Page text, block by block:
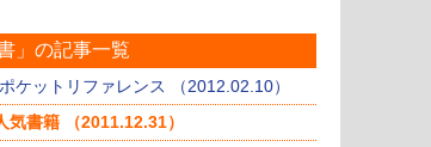
」の記事一覧
ケットリファレンス （2012.02.10）
気書籍 （2011.12.31）